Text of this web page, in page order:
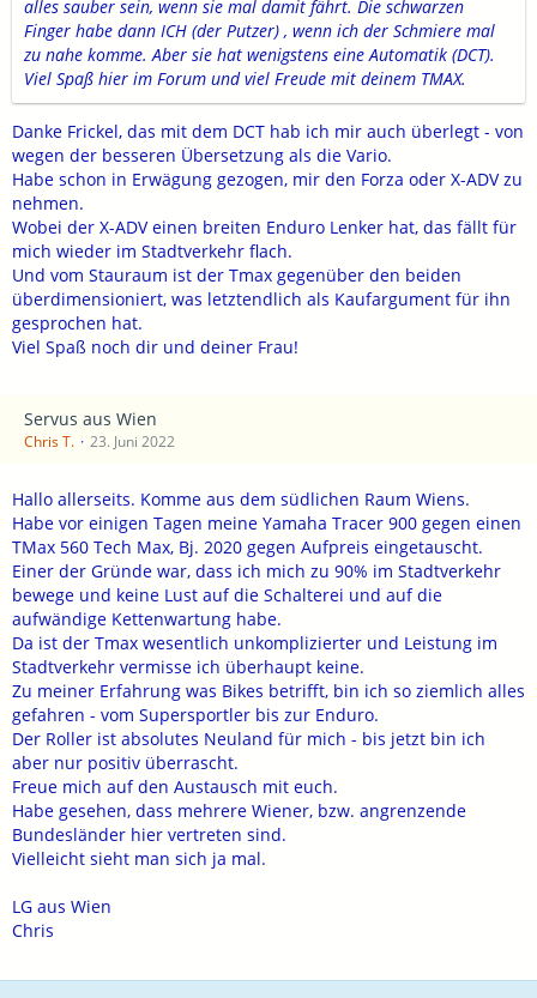
alles sauber sein, wenn sie mal damit fährt. Die schwarzen
Finger habe dann ICH (der Putzer) , wenn ich der Schmiere mal
zu nahe komme. Aber sie hat wenigstens eine Automatik (DCT).
Viel Spaß hier im Forum und viel Freude mit deinem TMAX.
Danke Frickel, das mit dem DCT hab ich mir auch überlegt - von
wegen der besseren Übersetzung als die Vario.
Habe schon in Erwägung gezogen, mir den Forza oder X-ADV zu
nehmen.
Wobei der X-ADV einen breiten Enduro Lenker hat, das fällt für
mich wieder im Stadtverkehr flach.
Und vom Stauraum ist der Tmax gegenüber den beiden
überdimensioniert, was letztendlich als Kaufargument für ihn
gesprochen hat.
Viel Spaß noch dir und deiner Frau!
Servus aus Wien
Chris T. 23. Juni 2022
Hallo allerseits. Komme aus dem südlichen Raum Wiens.
Habe vor einigen Tagen meine Yamaha Tracer 900 gegen einen
TMax 560 Tech Max, Bj. 2020 gegen Aufpreis eingetauscht.
Einer der Gründe war, dass ich mich zu 90% im Stadtverkehr
bewege und keine Lust auf die Schalterei und auf die
aufwändige Kettenwartung habe.
Da ist der Tmax wesentlich unkomplizierter und Leistung im
Stadtverkehr vermisse ich überhaupt keine.
Zu meiner Erfahrung was Bikes betrifft, bin ich so ziemlich alles
gefahren - vom Supersportler bis zur Enduro.
Der Roller ist absolutes Neuland für mich - bis jetzt bin ich
aber nur positiv überrascht.
Freue mich auf den Austausch mit euch.
Habe gesehen, dass mehrere Wiener, bzw. angrenzende
Bundesländer hier vertreten sind.
Vielleicht sieht man sich ja mal.
LG aus Wien
Chris
motoblog